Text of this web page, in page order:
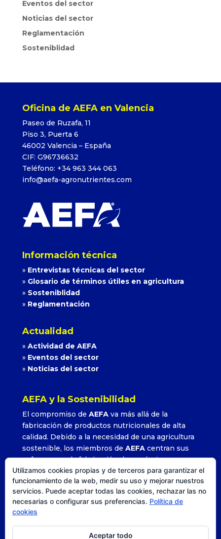
Eventos del sector
Noticias del sector
Reglamentación
Sosteniblidad
Oficina de AEFA en Valencia
Paseo de Ruzafa, 11
Piso 3, Puerta 6
46002 Valencia – España
CIF: G96736632
Teléfono: +34 963 344 063
info@aefa-agronutrientes.com
Información técnica
» Entrevistas técnicas del sector
» Glosario de términos útiles en agricultura
» Sosteniblidad
» Reglamentación
Actualidad
» Actividad de AEFA
» Eventos del sector
» Noticias del sector
AEFA y la Sostenibilidad
El compromiso de AEFAva más allá de la
fabricación de productos nutricionales de alta
calidad. Debido a la necesidad de una agricultura
sostenible, los miembros de AEFAcentran sus
esfuerzos en la fabricación de productos que
permitan alcanzar altos rendimientos con la
utilización adecuada y precisa de sus formulados.
»Leer más
Utilizamos cookies propias y de terceros para garantizar el
funcionamiento de la web, medir su uso y mejorar nuestros
servicios. Puede aceptar todas las cookies, rechazar las no
necesarias o configurar sus preferencias. Política de
cookies
Aceptar todo